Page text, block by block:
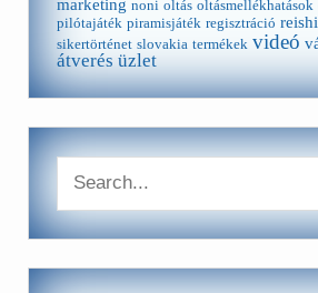
marketing noni oltás oltásmellékhatások
pilótajáték piramisjáték regisztráció reishi
sikertörténet slovakia termékek videó
átverés üzlet